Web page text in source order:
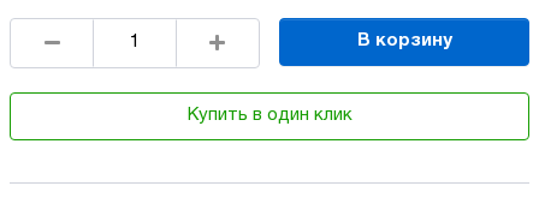
В корзину
Купить в один клик